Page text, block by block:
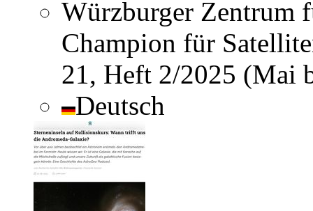
Würzburger Zentrum
Champion für
21, Heft 2/2025 (Mai
Deutsch